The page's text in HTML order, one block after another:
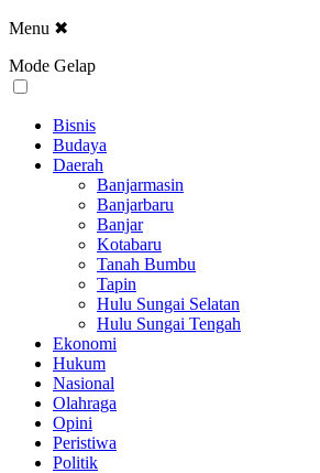
Menu ✖
Mode Gelap
Bisnis
Budaya
Daerah
Banjarmasin
Banjarbaru
Banjar
Kotabaru
Tanah Bumbu
Tapin
Hulu Sungai Selatan
Hulu Sungai Tengah
Ekonomi
Hukum
Nasional
Olahraga
Opini
Peristiwa
Politik